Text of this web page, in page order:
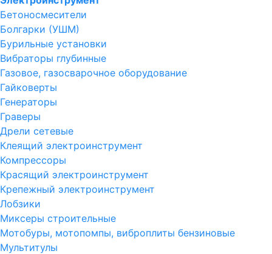
Бетоносмесители
Болгарки (УШМ)
Бурильные установки
Вибраторы глубинные
Газовое, газосварочное оборудование
Гайковерты
Генераторы
Граверы
Дрели сетевые
Клеящий электроинструмент
Компрессоры
Красящий электроинструмент
Крепежный электроинструмент
Лобзики
Миксеры строительные
Мотобуры, мотопомпы, виброплиты бензиновые
Мультитулы